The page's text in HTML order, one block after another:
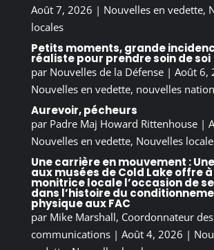
Août 7, 2026 | Nouvelles en vedette,
locales
Petits moments, grande
réaliste pour prendre soin de soi
par Nouvelles de la Défense| Août 6,
Nouvelles en vedette, nouvelles
Aurevoir, pécheurs
par Padre Maj Howard Rittenhouse|
Nouvelles en vedette, Nouvelles
Une carrière en mouvement :
aux musées de Cold Lake offre
monitrice locale l’occasion de
dans l’histoire du
physique aux FAC
par Mike Marshall, Coordonnateur des
communications| Août 4, 2026 |